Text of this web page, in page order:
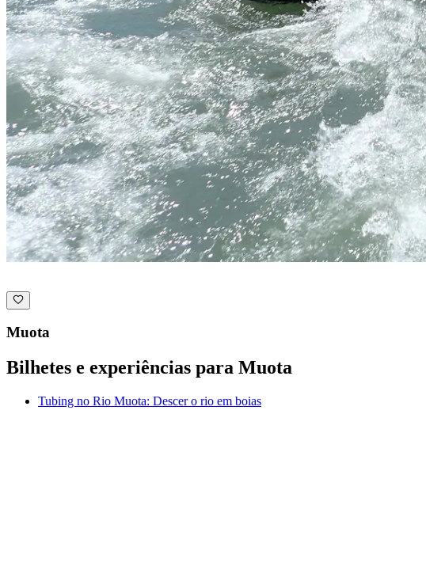
Muota
Bilhetes e experiências para Muota
Tubing no Rio Muota: Descer o rio em boias